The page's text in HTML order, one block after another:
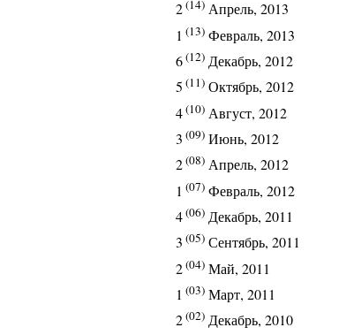
2(14) Апрель, 2013
1 (13) Февраль, 2013
6(12) Декабрь, 2012
5 (11) Октябрь, 2012
4(10) Август, 2012
3 (09) Июнь, 2012
2(08) Апрель, 2012
1 (07) Февраль, 2012
4(06) Декабрь, 2011
3 (05) Сентябрь, 2011
2(04) Май, 2011
1 (03) Март, 2011
2(02) Декабрь, 2010